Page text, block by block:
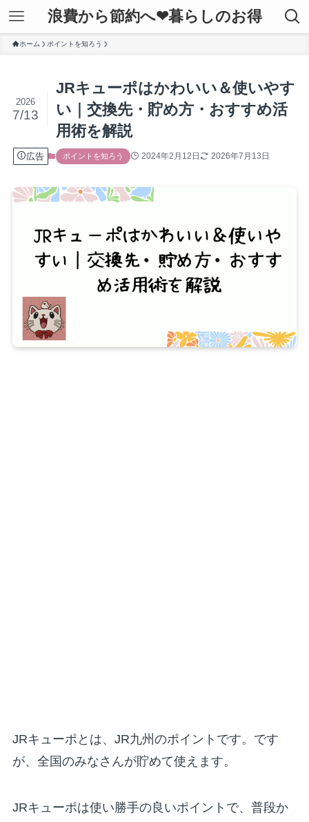
浪費から節約へ❤暮らしのお得
ホーム ポイントを知ろう
JRキューポはかわいい＆使いやす
い｜交換先・貯め方・おすすめ活
用術を解説
2026
7/13
広告 ポイントを知ろう 2024年2月12日 2026年7月13日
JRキューポとは、JR九州のポイントです。です
が、全国のみなさんが貯めて使えます。
JRキューポは使い勝手の良いポイントで、普段か